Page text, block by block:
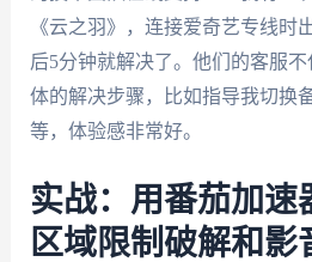
《云之羽》，连接爱奇艺专线时
后5分钟就解决了。他们的客服
体的解决步骤，比如指导我切换
等，体验感非常好。
实战：用番茄加速
区域限制破解和影